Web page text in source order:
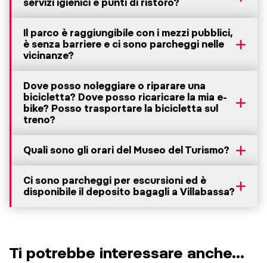
servizi igienici e punti di ristoro?
Il parco è raggiungibile con i mezzi pubblici,
è senza barriere e ci sono parcheggi nelle
vicinanze?
Dove posso noleggiare o riparare una
bicicletta? Dove posso ricaricare la mia e-
bike? Posso trasportare la bicicletta sul
treno?
Quali sono gli orari del Museo del Turismo?
Ci sono parcheggi per escursioni ed è
disponibile il deposito bagagli a Villabassa?
Ti potrebbe interessare anche...